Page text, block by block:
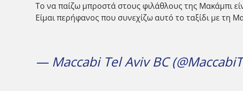
Το να παίζω μπροστά στους φιλάθλους της Μακάμπι
Είμαι περήφανος που συνεχίζω αυτό το ταξίδι με τη
— Maccabi Tel Aviv BC